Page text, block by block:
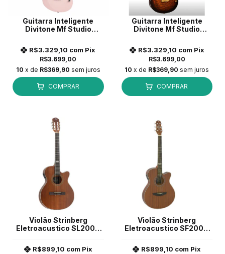
Guitarra Inteligente
Divitone Mf Studio
R$3.699,00
R$3.329,10 com Pix
10 x de R$369,90 sem juros
COMPRAR
Guitarra Inteligente
Divitone Mf Studio
R$3.699,00
R$3.329,10 com Pix
10 x de R$369,90 sem juros
COMPRAR
Violão Strinberg
Eletroacustico SL200C
R$899,10 com Pix
Violão Strinberg
Eletroacustico SF200C
R$899,10 com Pix